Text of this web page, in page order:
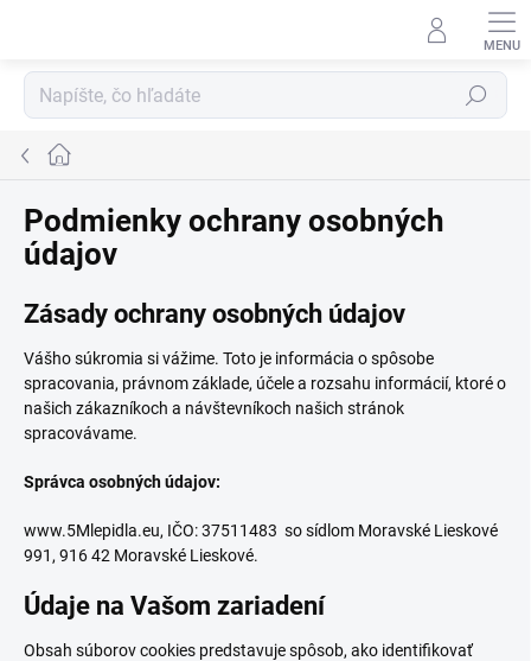
Hľadať
Domov
Podmienky ochrany osobných
údajov
Zásady ochrany osobných údajov
Vášho súkromia si vážime. Toto je informácia o spôsobe
spracovania, právnom základe, účele a rozsahu informácií, ktoré o
našich zákazníkoch a návštevníkoch našich stránok
spracovávame.
Správca osobných údajov:
www.5Mlepidla.eu, IČO: 37511483 so sídlom Moravské Lieskové
991, 916 42 Moravské Lieskové.
Údaje na Vašom zariadení
Obsah súborov cookies predstavuje spôsob, ako identifikovať